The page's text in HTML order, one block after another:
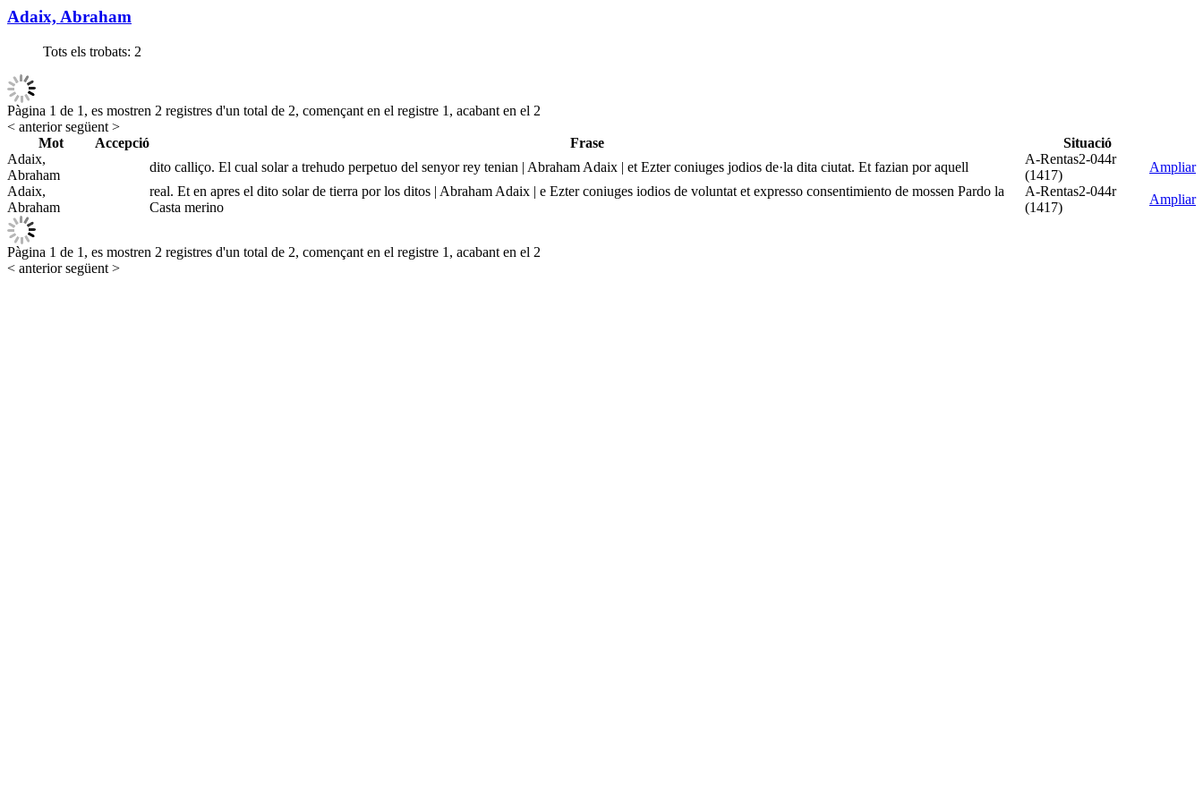
Adaix, Abraham
Tots els trobats: 2
Pàgina 1 de 1, es mostren 2 registres d'un total de 2, començant en el registre 1, acabant en el 2
< anteriorsegüent >
Mot
Accepció Frase
Situació
Adaix,
Abraham
dito calliço. El cual solar a trehudo perpetuo del senyor rey tenian | Abraham Adaix | et Ezter coniuges jodios de·la dita ciutat. Et fazian por aquell
A-Rentas2-044r
(1417)
Ampliar
Adaix,
Abraham
real. Et en apres el dito solar de tierra por los ditos | Abraham Adaix | e Ezter coniuges iodios de voluntat et expresso consentimiento de mossen Pardo la
Casta merino
A-Rentas2-044r
(1417)
Ampliar
Pàgina 1 de 1, es mostren 2 registres d'un total de 2, començant en el registre 1, acabant en el 2
< anteriorsegüent >